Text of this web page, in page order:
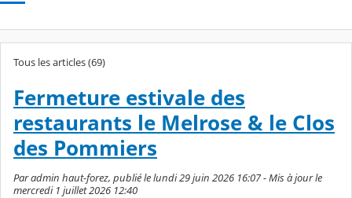
Tous les articles (69)
Fermeture estivale des
restaurants le Melrose & le Clos
des Pommiers
Par admin haut-forez, publié le lundi 29 juin 2026 16:07 - Mis à jour le
mercredi 1 juillet 2026 12:40